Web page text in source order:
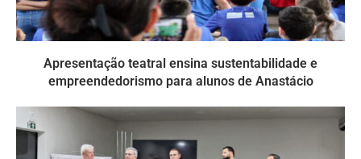
Apresentação teatral ensina sustentabilidade e
empreendedorismo para alunos de Anastácio